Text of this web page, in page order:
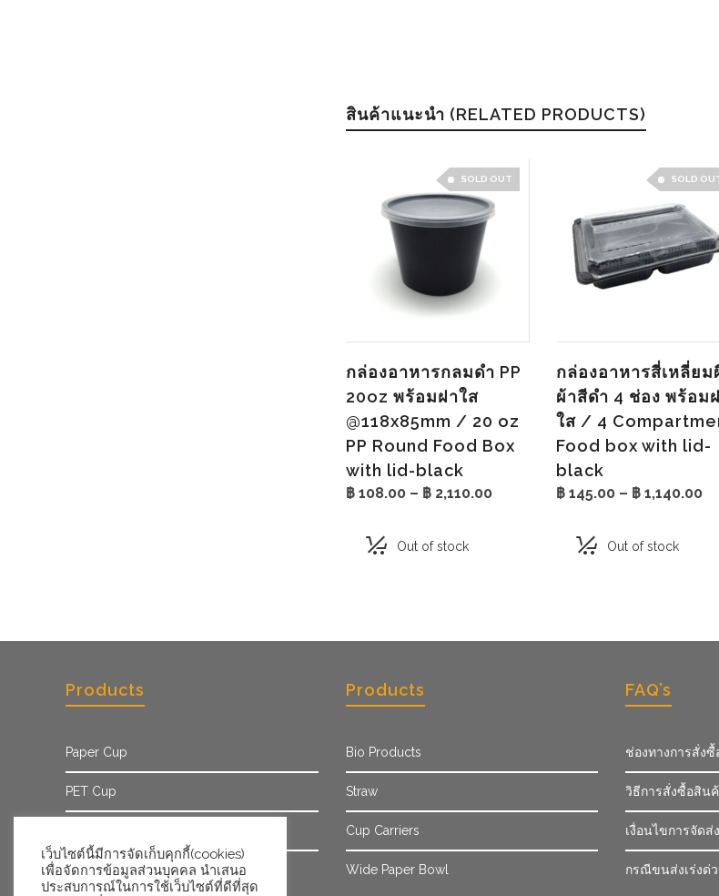
สินค้าแนะนำ (RELATED PRODUCTS)
SOLD OUT
กล่องอาหารกลมดำ PP
20oz พร้อมฝาใส
@118x85mm / 20 oz
PP Round Food Box
with lid-black
฿108.00 – ฿2,110.00Price
Out of stock
SOLD
กล่องอาหารสี่เหลี่ยม
ผ้าสีดำ 4 ช่อง พร้อม
ใส / 4
Food box with lid-
black
฿145.00 – ฿1,140.00
Out of stock
Products
Paper Cup
PET Cup
Ice Cream Cup/Tub
Products
Bio Products
Straw
Cup Carriers
Wide Paper Bowl
FAQ’s
ช่องทางการสั่ง
วิธีการสั่งซื้อสิน
เงื่อนไขการจัดส่
กรณีขนส่งเร่งด่
เว็บไซต์นี้มีการจัดเก็บคุกกี้(cookies)
เพื่อจัดการข้อมูลส่วนบุคคล นำเสนอ
ประสบการณ์ในการใช้เว็บไซต์ที่ดีที่สุด